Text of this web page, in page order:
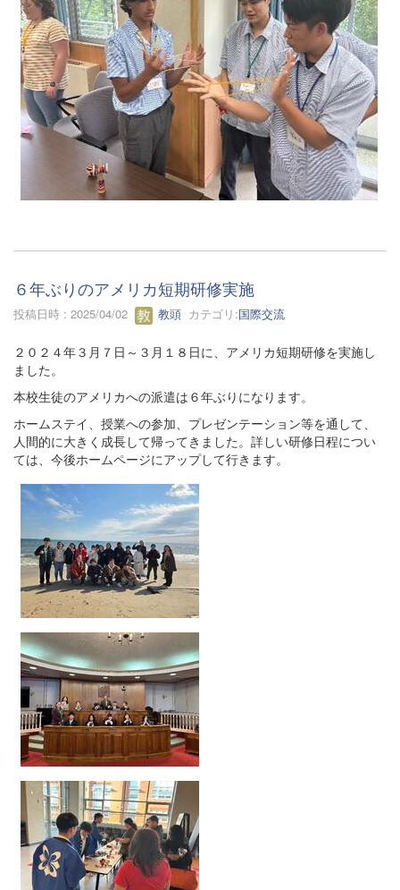
６年ぶりのアメリカ短期研修実施
投稿日時 : 2025/04/02 教頭 カテゴリ:国際交流
２０２４年３月７日～３月１８日に、アメリカ短期研修を実施し
ました。
本校生徒のアメリカへの派遣は６年ぶりになります。
ホームステイ、授業への参加、プレゼンテーション等を通して、
人間的に大きく成長して帰ってきました。詳しい研修日程につい
ては、今後ホームページにアップして行きます。